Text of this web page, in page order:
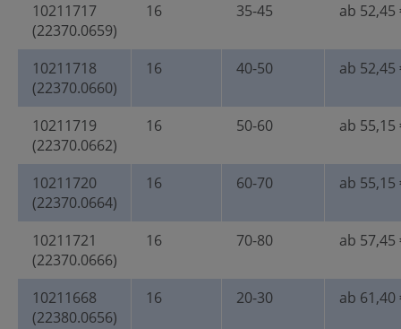
10211717
(22370.0659)
16 35-45 ab 52,45
10211718
(22370.0660)
16 40-50 ab 52,45
10211719
(22370.0662)
16 50-60 ab 55,15
10211720
(22370.0664)
16 60-70 ab 55,15
10211721
(22370.0666)
16 70-80 ab 57,45
10211668
(22380.0656)
16 20-30 ab 61,40